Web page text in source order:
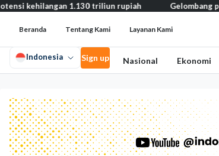
1.130 triliun rupiah Gelombang panas bisa
Beranda Tentang Kami Layanan Kami
Indonesia Sign up Nasional Ekonomi